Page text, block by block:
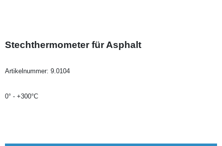
Stechthermometer für Asphalt
Artikelnummer: 9.0104
0° - +300°C